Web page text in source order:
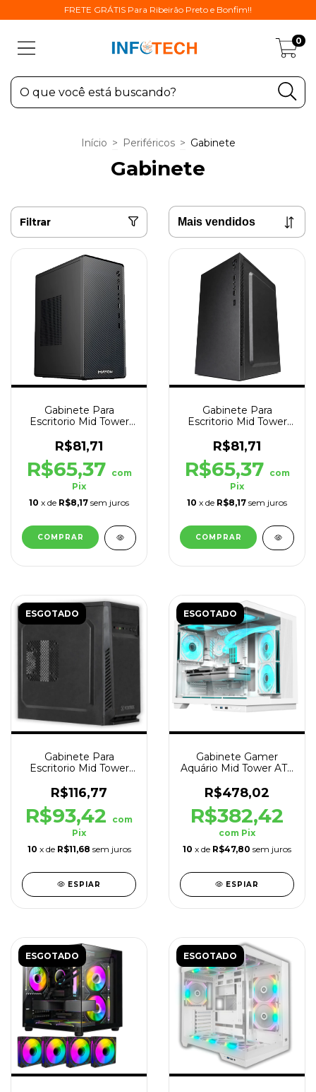
FRETE GRÁTIS Para Ribeirão Preto e Bonfim!!
0
Início > Periféricos > Gabinete
Gabinete
Filtrar
Gabinete Para
Escritorio Mid Tower
GB1752
R$81,71
R$65,37 com
Pix
10 x de R$8,17 sem juros
Gabinete Para
Escritorio Mid Tower
3.0
R$81,71
R$65,37 com
Pix
10 x de R$8,17 sem juros
ESGOTADO
Gabinete Para
Escritorio Mid Tower
R$116,77
R$93,42
com
Pix
10 x de R$11,68 sem juros
ESPIAR
ESGOTADO
Gabinete Gamer
Aquário Mid Tower ATX
R$478,02
R$382,42
com Pix
10 x de R$47,80 sem juros
ESPIAR
ESGOTADO ESGOTADO